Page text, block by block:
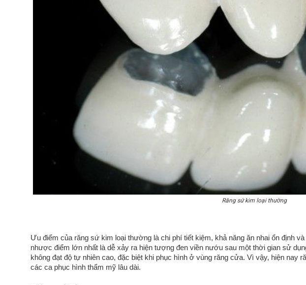
Răng sứ kim loại thường
Ưu điểm của răng sứ kim loại thường là chi phí tiết kiệm, khả năng ăn nhai ổn định
nhược điểm lớn nhất là dễ xảy ra hiện tượng đen viền nướu sau một thời gian sử
không đạt độ tự nhiên cao, đặc biệt khi phục hình ở vùng răng cửa. Vì vậy, hiện
các ca phục hình thẩm mỹ lâu dài.